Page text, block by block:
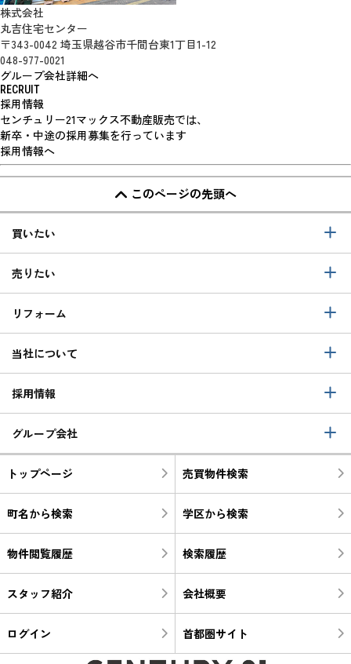
株式会社
丸吉住宅センター
〒343-0042 埼玉県越谷市千間台東1丁目1-12
048-977-0021
グループ会社詳細へ
RECRUIT
採用情報
センチュリー21マックス不動産販売では、
新卒・中途の採用募集を行っています
採用情報へ
このページの先頭へ
買いたい
売りたい
リフォーム
当社について
採用情報
グループ会社
トップページ 売買物件検索
町名から検索 学区から検索
物件閲覧履歴 検索履歴
スタッフ紹介 会社概要
ログイン 首都圏サイト